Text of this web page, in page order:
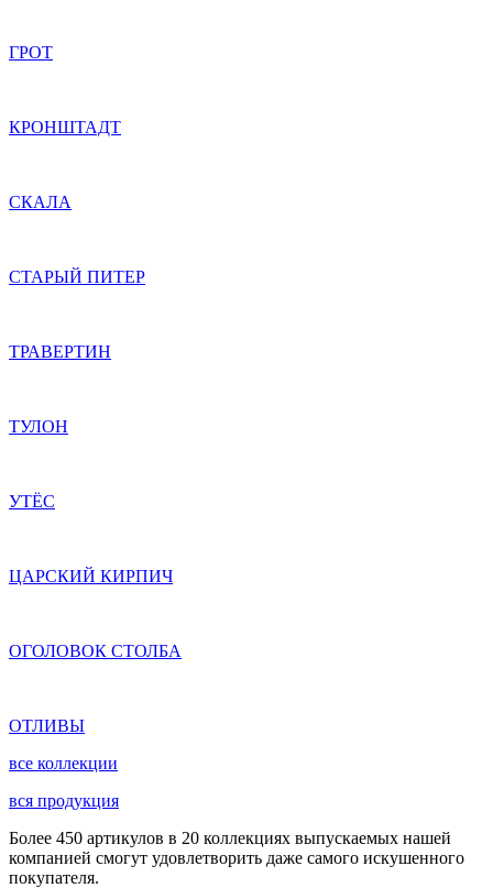
ГРОТ
КРОНШТАДТ
СКАЛА
СТАРЫЙ ПИТЕР
ТРАВЕРТИН
ТУЛОН
УТЁС
ЦАРСКИЙ КИРПИЧ
ОГОЛОВОК СТОЛБА
ОТЛИВЫ
все коллекции
вся продукция
Более 450 артикулов в 20 коллекциях выпускаемых нашей
компанией смогут удовлетворить даже самого искушенного
покупателя.